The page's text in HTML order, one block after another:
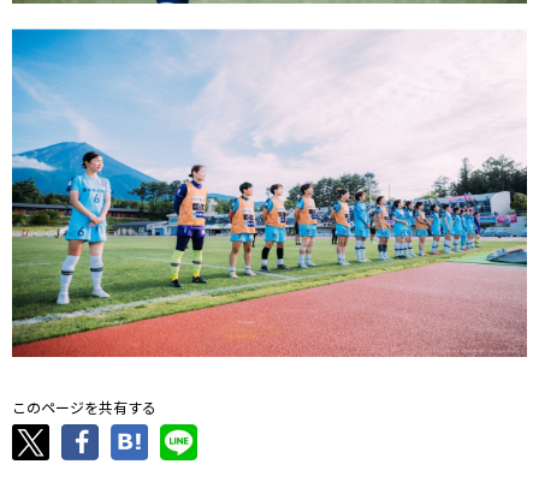
このページを共有する